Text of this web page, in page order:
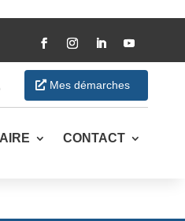
Mes démarches
CONTACT